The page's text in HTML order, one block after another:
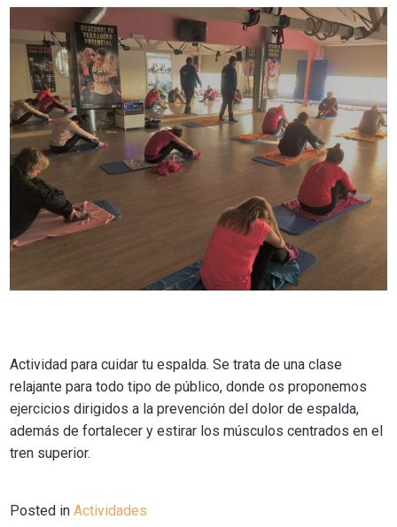
Actividad para cuidar tu espalda. Se trata de una clase
relajante para todo tipo de público, donde os proponemos
ejercicios dirigidos a la prevención del dolor de espalda,
además de fortalecer y estirar los músculos centrados en el
tren superior.
Posted inActividades